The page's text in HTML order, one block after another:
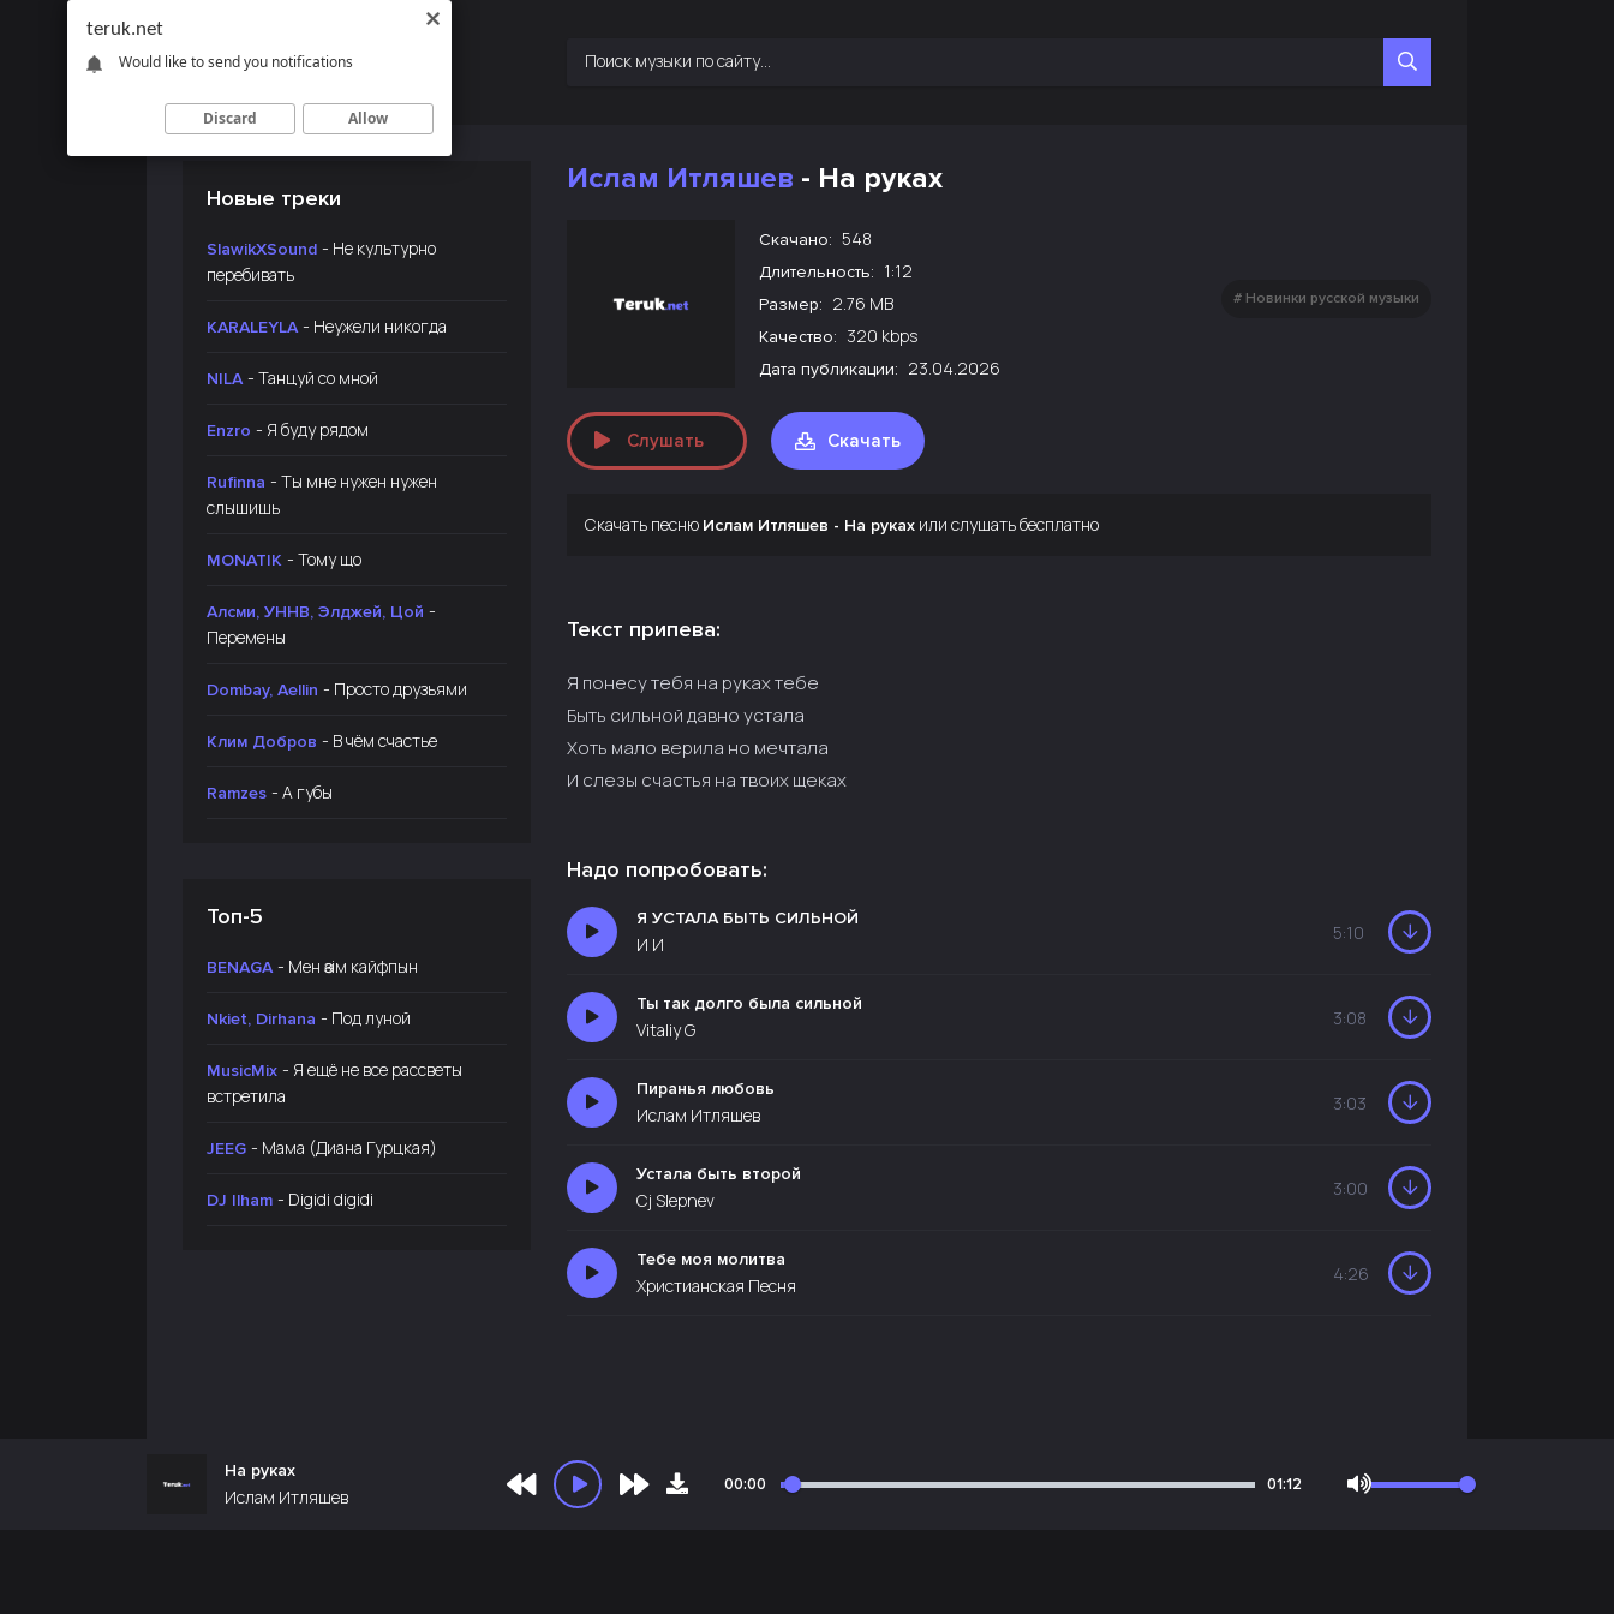
Новые треки
SlawikXSound - Не культурно
перебивать
KARALEYLA - Неужели никогда
NILA - Танцуй со мной
Enzro - Я буду рядом
Rufinna - Ты мне нужен нужен
слышишь
MONATIK - Тому що
Алсми, УННВ, Элджей, Цой -
Перемены
Dombay, Aellin - Просто друзьями
Клим Добров - В чём счастье
Ramzes - А губы
Топ-5
BENAGA - Мен өзім кайфпын
Nkiet, Dirhana - Под луной
MusicMix - Я ещё не все рассветы
встретила
JEEG - Мама (Диана Гурцкая)
DJ Ilham - Digidi digidi
Ислам Итляшев - На руках
Скачано: 548
Длительность: 1:12
Размер: 2.76 MB
Качество: 320 kbps
Дата публикации: 23.04.2026
Новинки русской музыки
Слушать Скачать
Скачать песню Ислам Итляшев - На руках или слушать бесплатно
Текст припева:
Я понесу тебя на руках тебе
Быть сильной давно устала
Хоть мало верила но мечтала
И слезы счастья на твоих щеках
Надо попробовать:
Я УСТАЛА БЫТЬ СИЛЬНОЙ
И И
5:10
Ты так долго была сильной
Vitaliy G
3:08
Пиранья любовь
Ислам Итляшев
3:03
Устала быть второй
Cj Slepnev
3:00
Тебе моя молитва
Христианская Песня
4:26
На руках
Ислам Итляшев
00:00 01:12
teruk.net
Would like to send you notifications
Discard Allow